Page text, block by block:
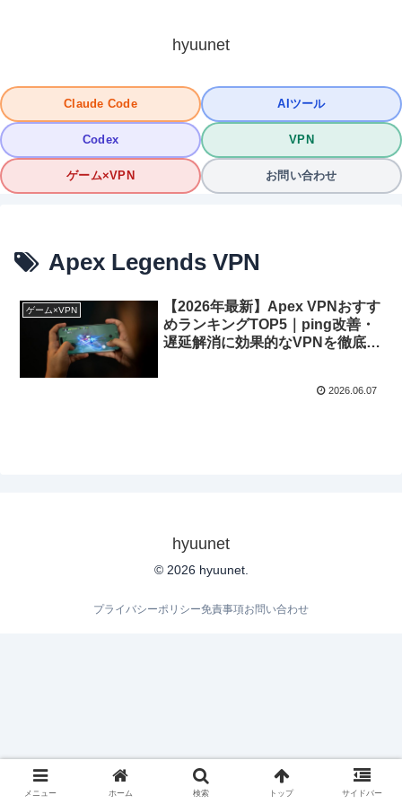
hyuunet
Claude Code AIツール
Codex VPN
ゲーム×VPN お問い合わせ
Apex Legends VPN
ゲーム×VPN
【2026年最新】Apex VPNおすす
めランキングTOP5｜ping改善・
遅延解消に効果的なVPNを徹底比
2026.06.07
hyuunet
© 2026 hyuunet.
プライバシーポリシー免責事項お問い合わせ
メニュー ホーム 検索 トップ サイドバー